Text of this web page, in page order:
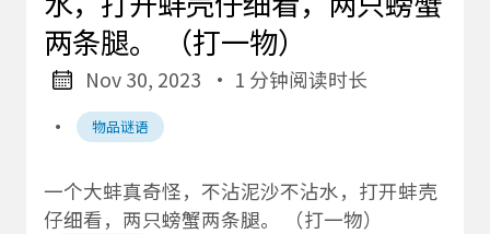
两条腿。 （打一物）
Nov 30, 2023
· 1 分钟阅读时长
·
物品谜语
一个大蚌真奇怪，不沾泥沙不沾水，打开蚌壳
仔细看，两只螃蟹两条腿。 （打一物）